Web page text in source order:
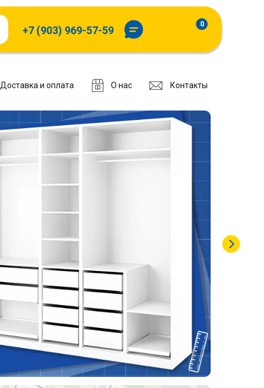
+7 (903) 969-57-59 0
Контакты
О нас
Доставка и оплата